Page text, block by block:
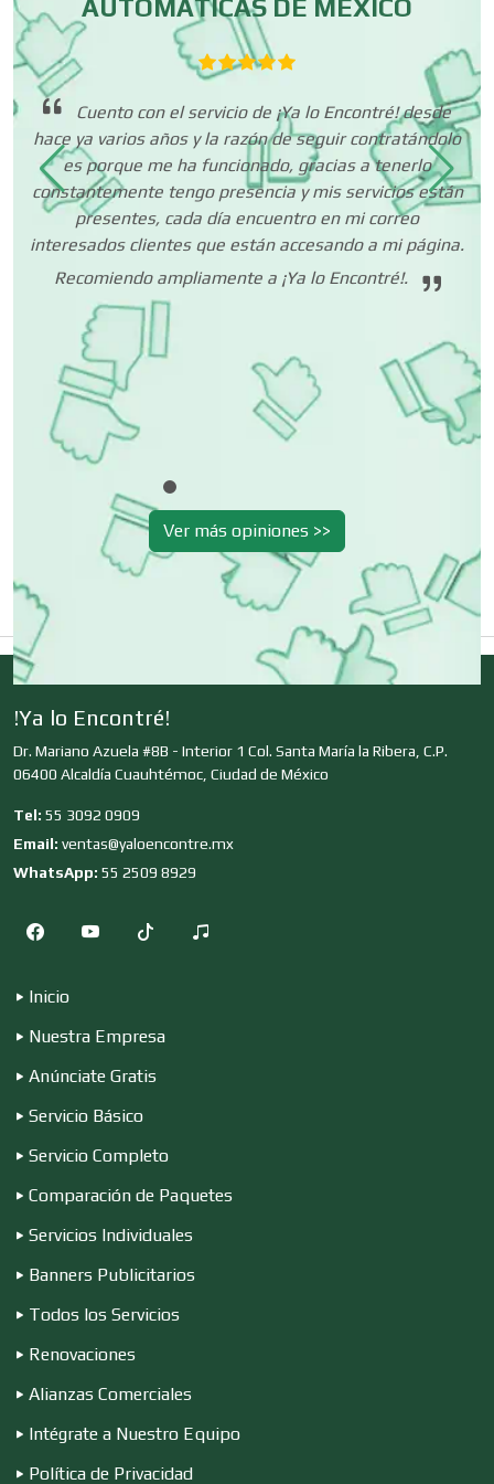
Centros de Nutrición
Centros Turísticos
Cerrajerías
Cibercafés
Clínicas de Belleza
Clínicas de Rehabilitación
Clínicas y Hospitales
Cocinas Integrales
Compresores de aire
Conferencias Empresariales
Control de Plagas
Conversiones Automotrices
Copiadoras
a
AUTOMATICAS DE MÉXICO
Cuento con el servicio de ¡Ya lo Encontré! desde
hace ya varios años y la razón de seguir contratándolo
es porque me ha funcionado, gracias a tenerlo
constantemente tengo presencia y mis servicios están
presentes, cada día encuentro en mi correo
interesados clientes que están accesando a mi página.
Recomiendo ampliamente a ¡Ya lo Encontré!.
Ver más opiniones >>
!Ya lo Encontré!
Dr. Mariano Azuela #8B - Interior 1 Col. Santa María la Ribera, C.P.
06400 Alcaldía Cuauhtémoc, Ciudad de México
Tel: 55 3092 0909
Email: ventas@yaloencontre.mx
WhatsApp: 55 2509 8929
Inicio
Nuestra Empresa
Anúnciate Gratis
Servicio Básico
Servicio Completo
Comparación de Paquetes
Servicios Individuales
Banners Publicitarios
Todos los Servicios
Renovaciones
Alianzas Comerciales
Intégrate a Nuestro Equipo
Política de Privacidad